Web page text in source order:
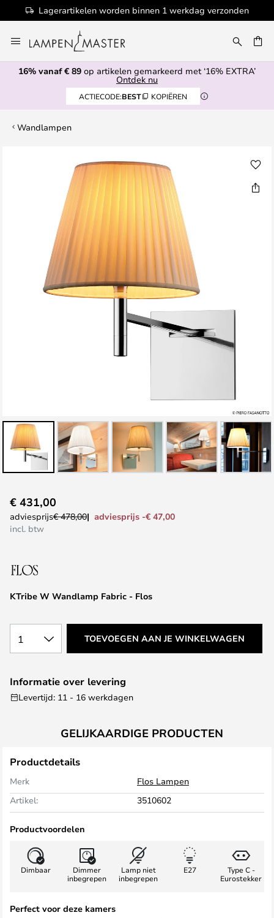
Lagerartikelen worden binnen 1 werkdag verzonden
naar
de
inhoud
16% vanaf € 89 op artikelen gemarkeerd met ‘16% EXTRA’
Ontdek nu
ACTIECODE:BEST KOPIËREN
Wandlampen
afbeeldingen-
naar
het
de
gallerij
KTribe W Wandlamp Fabric - Flos
€ 431,00
adviesprijs€ 478,00
adviesprijs -€ 47,00
incl. btw
1 TOEVOEGEN AAN JE WINKELWAGEN
Informatie over levering
Levertijd: 11 - 16 werkdagen
GELIJKAARDIGE PRODUCTEN
Productdetails
Merk
Flos Lampen
Artikel:
3510602
Productvoordelen
Dimbaar
Dimmer
inbegrepen
Lamp niet
inbegrepen
E27
Type C -
Eurostekker
Perfect voor deze kamers